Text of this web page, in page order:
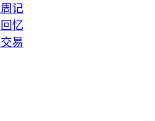
周记
回忆
交易